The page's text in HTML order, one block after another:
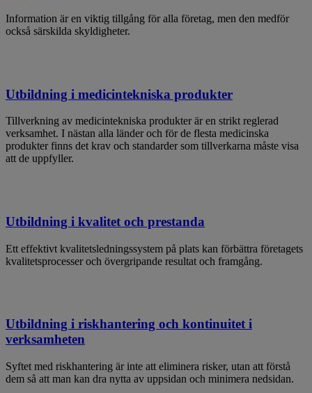
Information är en viktig tillgång för alla företag, men den medför
också särskilda skyldigheter.
Utbildning i medicintekniska produkter
Tillverkning av medicintekniska produkter är en strikt reglerad
verksamhet. I nästan alla länder och för de flesta medicinska
produkter finns det krav och standarder som tillverkarna måste visa
att de uppfyller.
Utbildning i kvalitet och prestanda
Ett effektivt kvalitetsledningssystem på plats kan förbättra företagets
kvalitetsprocesser och övergripande resultat och framgång.
Utbildning i riskhantering och kontinuitet i
verksamheten
Syftet med riskhantering är inte att eliminera risker, utan att förstå
dem så att man kan dra nytta av uppsidan och minimera nedsidan.